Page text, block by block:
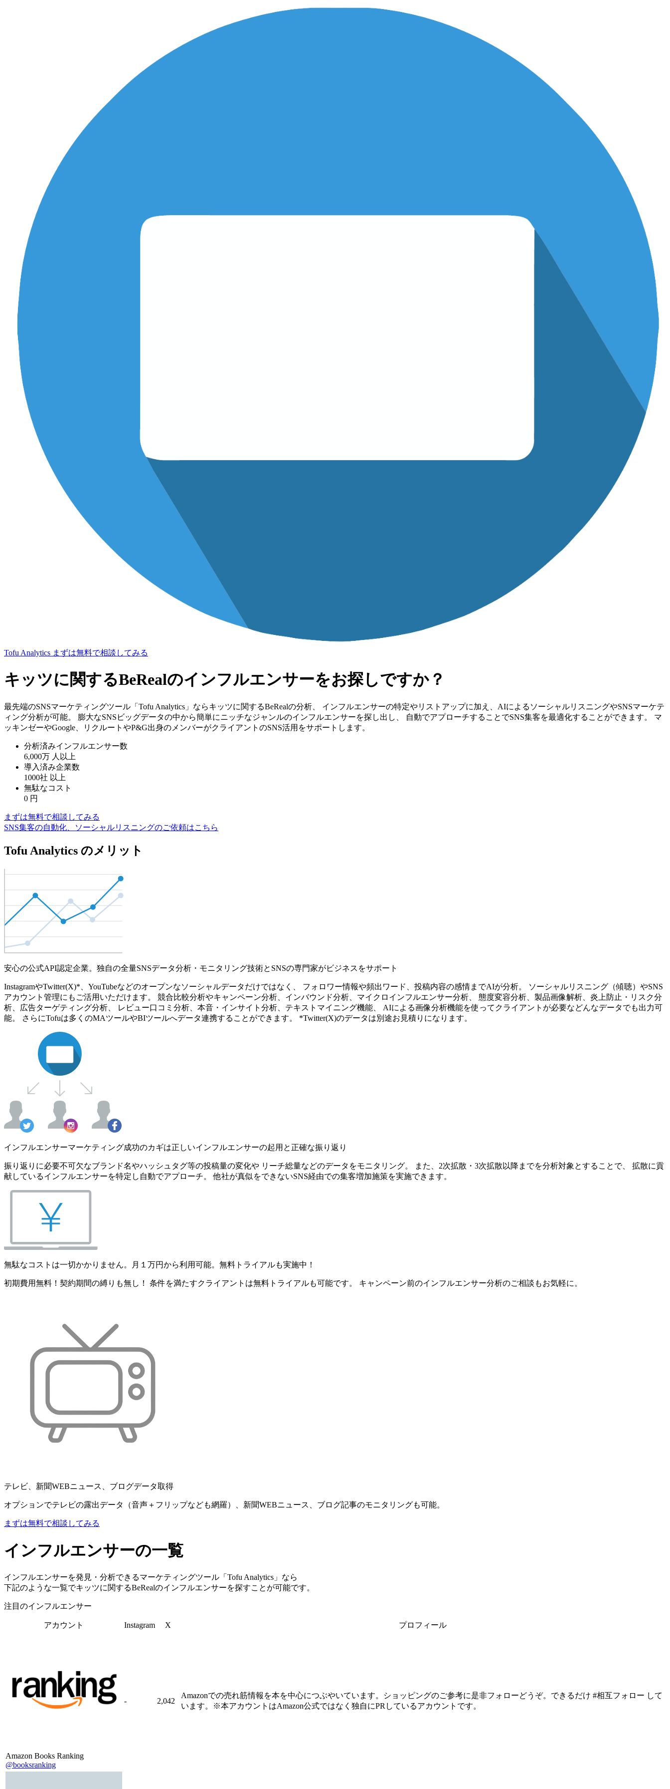
Tofu Analytics まずは無料で相談してみる
キッツに関するBeRealのインフルエンサーをお探しですか？
最先端のSNSマーケティングツール「Tofu Analytics」ならキッツに関するBeRealの分析、 インフルエンサーの特定やリストアップに加え、AIによるソーシャルリスニングやSNSマーケテ
ィング分析が可能。 膨大なSNSビッグデータの中から簡単にニッチなジャンルのインフルエンサーを探し出し、 自動でアプローチすることでSNS集客を最適化することができます。 マ
ッキンゼーやGoogle、リクルートやP&G出身のメンバーがクライアントのSNS活用をサポートします。
分析済みインフルエンサー数
6,000万 人以上
導入済み企業数
1000社 以上
無駄なコスト
0 円
まずは無料で相談してみる
SNS集客の自動化、ソーシャルリスニングのご依頼はこちら
Tofu Analytics のメリット
安心の公式API認定企業。独自の全量SNSデータ分析・モニタリング技術とSNSの専門家がビジネスをサポート
InstagramやTwitter(X)*、YouTubeなどのオープンなソーシャルデータだけではなく、 フォロワー情報や頻出ワード、投稿内容の感情までAIが分析。 ソーシャルリスニング（傾聴）やSNS
アカウント管理にもご活用いただけます。 競合比較分析やキャンペーン分析、インバウンド分析、マイクロインフルエンサー分析、 態度変容分析、製品画像解析、炎上防止・リスク分
析、広告ターゲティング分析、 レビュー口コミ分析、本音・インサイト分析、テキストマイニング機能、 AIによる画像分析機能を使ってクライアントが必要などんなデータでも出力可
能。 さらにTofuは多くのMAツールやBIツールへデータ連携することができます。 *Twitter(X)のデータは別途お見積りになります。
インフルエンサーマーケティング成功のカギは正しいインフルエンサーの起用と正確な振り返り
振り返りに必要不可欠なブランド名やハッシュタグ等の投稿量の変化や リーチ総量などのデータをモニタリング。 また、2次拡散・3次拡散以降までを分析対象とすることで、 拡散に貢
献しているインフルエンサーを特定し自動でアプローチ。 他社が真似をできないSNS経由での集客増加施策を実施できます。
無駄なコストは一切かかりません。月１万円から利用可能。無料トライアルも実施中！
初期費用無料！契約期間の縛りも無し！ 条件を満たすクライアントは無料トライアルも可能です。 キャンペーン前のインフルエンサー分析のご相談もお気軽に。
テレビ、新聞WEBニュース、ブログデータ取得
オプションでテレビの露出データ（音声＋フリップなども網羅）、新聞WEBニュース、ブログ記事のモニタリングも可能。
まずは無料で相談してみる
インフルエンサーの一覧
インフルエンサーを発見・分析できるマーケティングツール「Tofu Analytics」なら
下記のような一覧でキッツに関するBeRealのインフルエンサーを探すことが可能です。
注目のインフルエンサー
アカウント Instagram X プロフィール
Amazon Books Ranking
@booksranking
- 2,042
Amazonでの売れ筋情報を本を中心につぶやいています。ショッピングのご参考に是非フォローどうぞ。できるだけ #相互フォロー して
います。※本アカウントはAmazon公式ではなく独自にPRしているアカウントです。